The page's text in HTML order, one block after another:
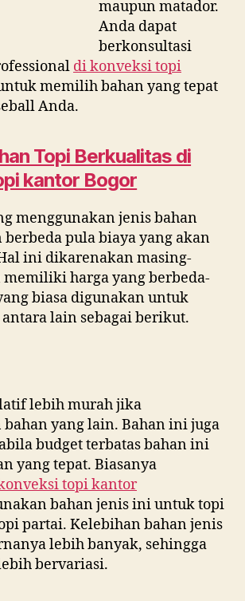
maupun matador.
Anda dapat
berkonsultasi
dikonveksi topi
memilih bahan yang tepat
Anda.
Topi Berkualitas di
kantor Bogor
menggunakan jenis bahan
berbeda pula biaya yang akan
ini dikarenakan masing-
memiliki harga yang berbeda-
biasa digunakan untuk
lain sebagai berikut.
lebih murah jika
yang lain. Bahan ini juga
budget terbatas bahan ini
yang tepat. Biasanya
topi kantor
bahan jenis ini untuk topi
partai. Kelebihan bahan jenis
lebih banyak, sehingga
bervariasi.